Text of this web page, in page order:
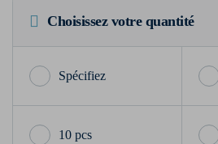
Choisissez votre quantité
10 pcs